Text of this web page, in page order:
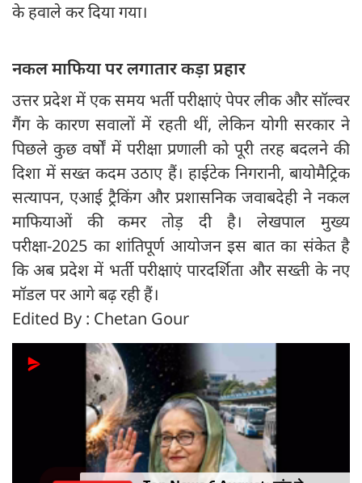
के हवाले कर दिया गया।
नकल माफिया पर लगातार कड़ा प्रहार
उत्तर प्रदेश में एक समय भर्ती परीक्षाएं पेपर लीक और सॉल्वर
गैंग के कारण सवालों में रहती थीं, लेकिन योगी सरकार ने
पिछले कुछ वर्षों में परीक्षा प्रणाली को पूरी तरह बदलने की
दिशा में सख्त कदम उठाए हैं। हाईटेक निगरानी, बायोमैट्रिक
सत्यापन, एआई ट्रैकिंग और प्रशासनिक जवाबदेही ने नकल
माफियाओं की कमर तोड़ दी है। लेखपाल मुख्य
परीक्षा-2025 का शांतिपूर्ण आयोजन इस बात का संकेत है
कि अब प्रदेश में भर्ती परीक्षाएं पारदर्शिता और सख्ती के नए
मॉडल पर आगे बढ़ रही हैं।
Edited By : Chetan Gour